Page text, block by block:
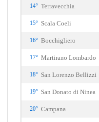
14° Terravecchia
15° Scala Coeli
16° Bocchigliero
17° Martirano Lombardo
18° San Lorenzo Bellizzi
19° San Donato di Ninea
20° Campana